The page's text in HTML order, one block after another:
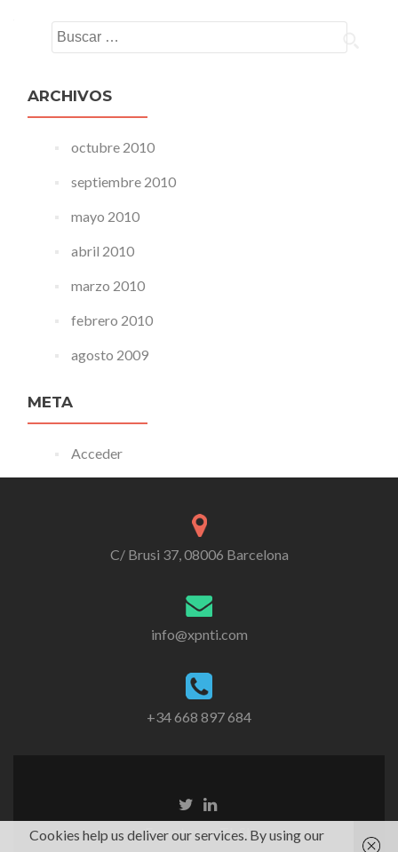
Buscar:
ARCHIVOS
octubre 2010
septiembre 2010
mayo 2010
abril 2010
marzo 2010
febrero 2010
agosto 2009
META
Acceder
C/ Brusi 37, 08006 Barcelona
info@xpnti.com
+34 668 897 684
Expertos en TI, SL
Cookies help us deliver our services. By using our